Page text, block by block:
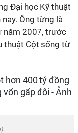
Đại học Kỹ thuật
Ông từng là
năm 2007, trước
thuật Cột sống từ